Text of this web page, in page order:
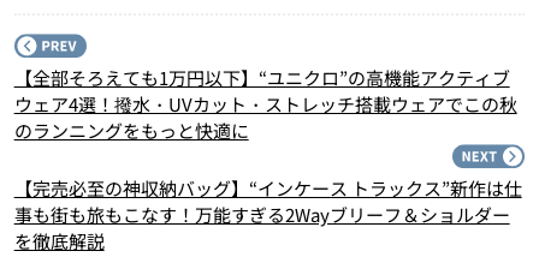
【全部そろえても1万円以下】“ユニクロ”の高機能アクティブ
ウェア4選！撥水・UVカット・ストレッチ搭載ウェアでこの秋
のランニングをもっと快適に
【完売必至の神収納バッグ】“インケース トラックス”新作は仕
事も街も旅もこなす！万能すぎる2Wayブリーフ＆ショルダー
を徹底解説